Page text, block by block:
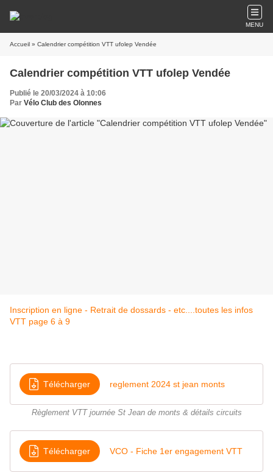
MENU
Accueil » Calendrier compétition VTT ufolep Vendée
Calendrier compétition VTT ufolep Vendée
Publié le 20/03/2024 à 10:06
Par Vélo Club des Olonnes
Inscription en ligne - Retrait de dossards - etc....toutes les infos
VTT page 6 à 9
Télécharger reglement 2024 st jean monts
Règlement VTT journée St Jean de monts & détails circuits
Télécharger VCO - Fiche 1er engagement VTT